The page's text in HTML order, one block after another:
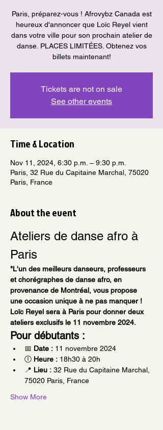
Paris, préparez-vous ! Afrovybz Canada est
heureux d'annoncer que Loïc Reyel vient
dans votre ville pour son prochain atelier de
danse. PLACES LIMITÉES. Obtenez vos
billets maintenant!
Tickets are not on sale
See other events
Time & Location
Nov 11, 2024, 6:30 p.m. – 9:30 p.m.
Paris, 32 Rue du Capitaine Marchal, 75020
Paris, France
About the event
Ateliers de danse afro à
Paris
"L'un des meilleurs danseurs, professeurs
et chorégraphes de danse afro, en
provenance de Montréal, vous propose
une occasion unique à ne pas manquer !
Loïc Reyel sera à Paris pour donner deux
ateliers exclusifs le 11 novembre 2024.
Pour débutants :
📅 Date : 11 novembre 2024
🕕 Heure : 18h30 à 20h
📍 Lieu : 32 Rue du Capitaine Marchal,
75020 Paris, France
Show More